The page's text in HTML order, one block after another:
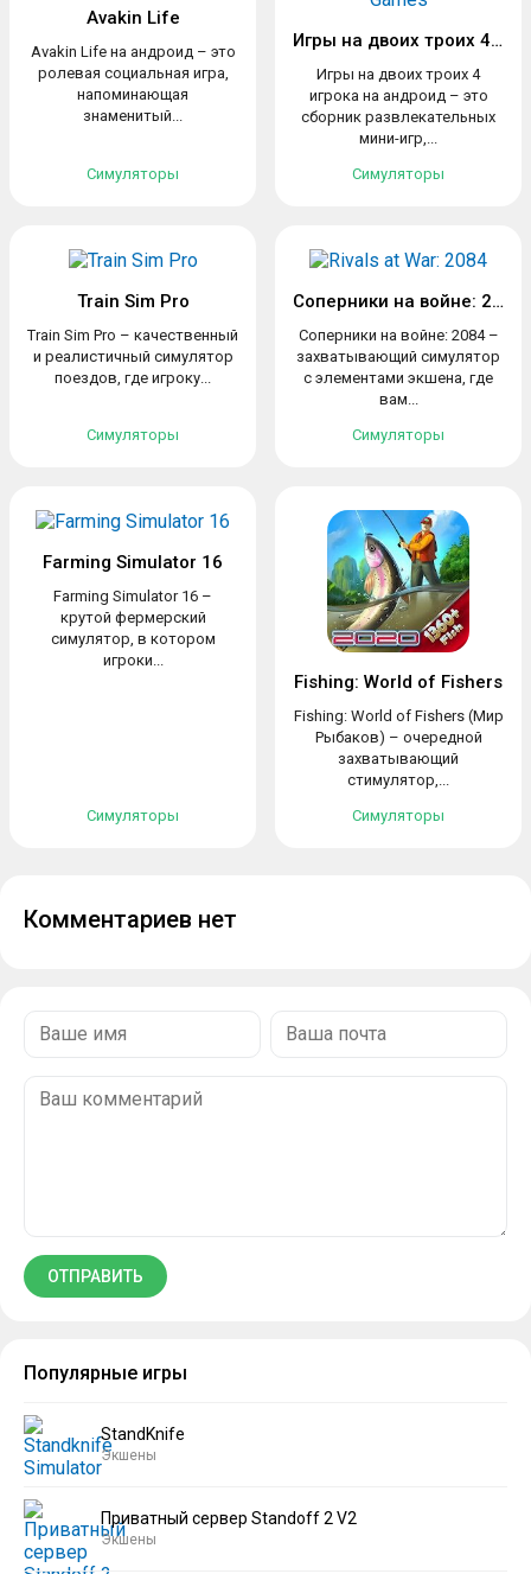
Avakin Life
Avakin Life на андроид – это
ролевая социальная игра,
напоминающая
знаменитый...
Симуляторы
Игры на двоих троих 4 игрока
Игры на двоих троих 4
игрока на андроид – это
сборник развлекательных
мини-игр,...
Симуляторы
Train Sim Pro
Train Sim Pro – качественный
и реалистичный симулятор
поездов, где игроку...
Симуляторы
Соперники на войне: 2084
Соперники на войне: 2084 –
захватывающий симулятор
с элементами экшена, где
вам...
Симуляторы
Farming Simulator 16
Farming Simulator 16 –
крутой фермерский
симулятор, в котором
игроки...
Симуляторы
Fishing: World of Fishers
Fishing: World of Fishers (Мир
Рыбаков) – очередной
захватывающий
стимулятор,...
Симуляторы
Комментариев нет
Популярные игры
StandKnife
Экшены
Приватный сервер Standoff 2 V2
Экшены